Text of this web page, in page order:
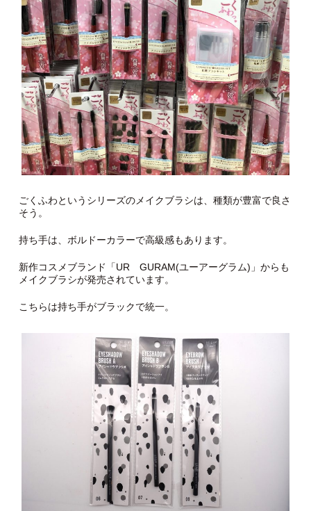
ごくふわというシリーズのメイクブラシは、種類が豊富で良さ
そう。
持ち手は、ボルドーカラーで高級感もあります。
新作コスメブランド「UR GURAM(ユーアーグラム)」からも
メイクブラシが発売されています。
こちらは持ち手がブラックで統一。